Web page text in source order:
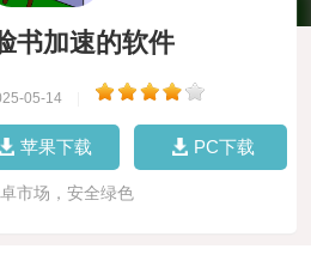
书加速的软件
05-14
苹果下载 PC下载
市场，安全绿色